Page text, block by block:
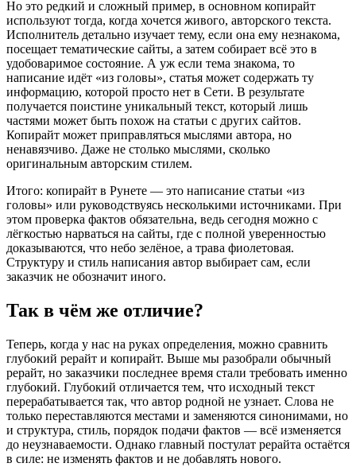
Но это редкий и сложный пример, в основном копирайт
используют тогда, когда хочется живого, авторского текста.
Исполнитель детально изучает тему, если она ему незнакома,
посещает тематические сайты, а затем собирает всё это в
удобоваримое состояние. А уж если тема знакома, то
написание идёт «из головы», статья может содержать ту
информацию, которой просто нет в Сети. В результате
получается поистине уникальный текст, который лишь
частями может быть похож на статьи с других сайтов.
Копирайт может приправляться мыслями автора, но
ненавязчиво. Даже не столько мыслями, сколько
оригинальным авторским стилем.
Итого: копирайт в Рунете — это написание статьи «из
головы» или руководствуясь несколькими источниками. При
этом проверка фактов обязательна, ведь сегодня можно с
лёгкостью нарваться на сайты, где с полной уверенностью
доказываются, что небо зелёное, а трава фиолетовая.
Структуру и стиль написания автор выбирает сам, если
заказчик не обозначит иного.
Так в чём же отличие?
Теперь, когда у нас на руках определения, можно сравнить
глубокий рерайт и копирайт. Выше мы разобрали обычный
рерайт, но заказчики последнее время стали требовать именно
глубокий. Глубокий отличается тем, что исходный текст
перерабатывается так, что автор родной не узнает. Слова не
только переставляются местами и заменяются синонимами, но
и структура, стиль, порядок подачи фактов — всё изменяется
до неузнаваемости. Однако главный постулат рерайта остаётся
в силе: не изменять фактов и не добавлять нового.